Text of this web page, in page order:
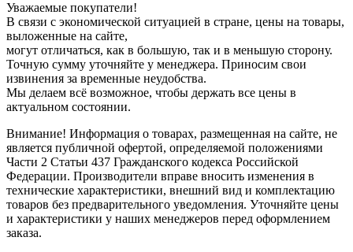
Уважаемые покупатели!
В связи с экономической ситуацией в стране, цены на товары,
выложенные на сайте,
могут отличаться, как в большую, так и в меньшую сторону.
Точную сумму уточняйте у менеджера. Приносим свои
извинения за временные неудобства.
Мы делаем всё возможное, чтобы держать все цены в
актуальном состоянии.
Внимание! Информация о товарах, размещенная на сайте, не
является публичной офертой, определяемой положениями
Части 2 Статьи 437 Гражданского кодекса Российской
Федерации. Производители вправе вносить изменения в
технические характеристики, внешний вид и комплектацию
товаров без предварительного уведомления. Уточняйте цены
и характеристики у наших менеджеров перед оформлением
заказа.